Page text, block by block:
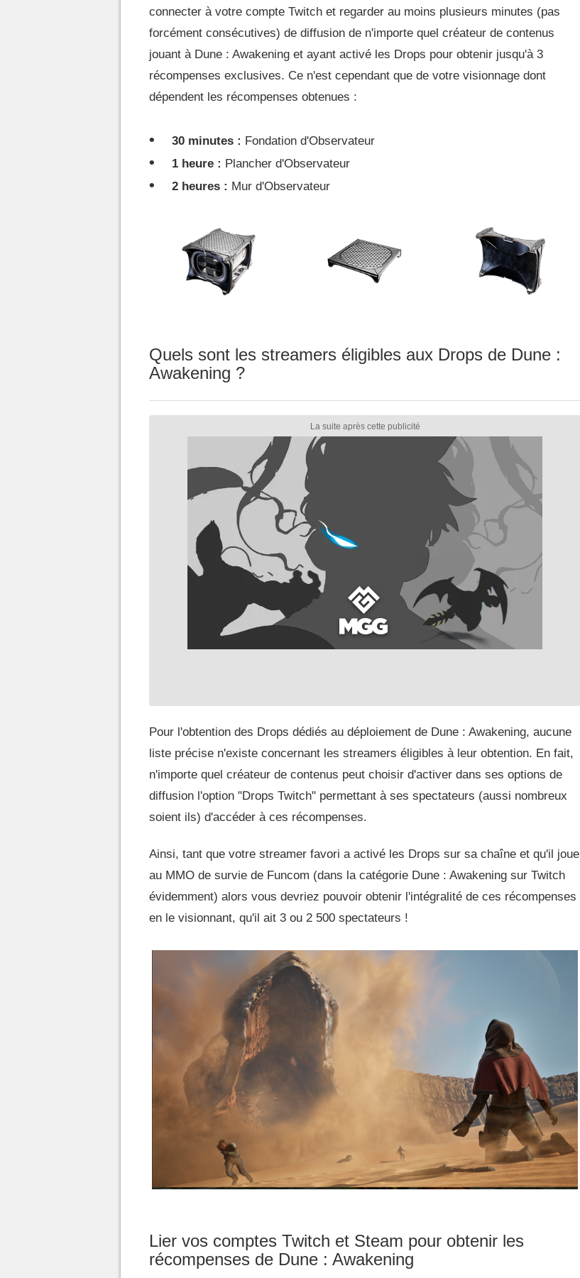
connecter à votre compte Twitch et regarder au moins plusieurs minutes (pas
forcément consécutives) de diffusion de n'importe quel créateur de contenus
jouant à Dune : Awakening et ayant activé les Drops pour obtenir jusqu'à 3
récompenses exclusives. Ce n'est cependant que de votre visionnage dont
dépendent les récompenses obtenues :
30 minutes : Fondation d'Observateur
1 heure : Plancher d'Observateur
2 heures : Mur d'Observateur
Quels sont les streamers éligibles aux Drops de Dune :
Awakening ?
Pour l'obtention des Drops dédiés au déploiement de Dune : Awakening, aucune
liste précise n'existe concernant les streamers éligibles à leur obtention. En fait,
n'importe quel créateur de contenus peut choisir d'activer dans ses options de
diffusion l'option "Drops Twitch" permettant à ses spectateurs (aussi nombreux
soient ils) d'accéder à ces récompenses.
Ainsi, tant que votre streamer favori a activé les Drops sur sa chaîne et qu'il joue
au MMO de survie de Funcom (dans la catégorie Dune : Awakening sur Twitch
évidemment) alors vous devriez pouvoir obtenir l'intégralité de ces récompenses
en le visionnant, qu'il ait 3 ou 2 500 spectateurs !
Lier vos comptes Twitch et Steam pour obtenir les
récompenses de Dune : Awakening